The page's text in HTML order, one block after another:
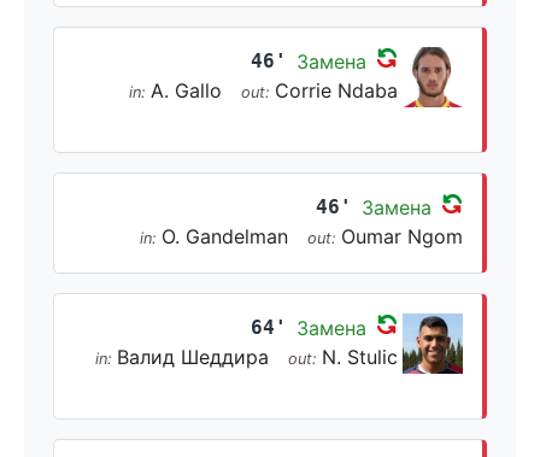
46' Замена
in: A. Gallo out: Corrie Ndaba
46' Замена
in: O. Gandelman out: Oumar Ngom
64' Замена
in: Валид Шеддира out: N. Stulic